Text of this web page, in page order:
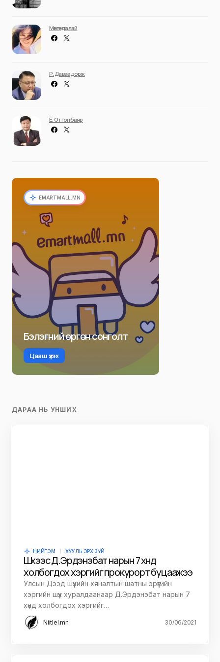
Мөнгөндалай
Р. Даваадорж
Ё. Отгонбаяр
EMARTMALL.MN
Бэлэгний өргөн сонголт
Цааш үзэх
ДАРАА НЬ УНШИХ
НИЙГЭМ ХУУЛЬ ЭРХ ЗҮЙ
Шүүхээс Д.Эрдэнэбат нарын 7 хүнд
холбогдох хэргийг прокурорт буцаажээ
Улсын Дээд шүүхийн хяналтын шатны эрүүгийн
хэргийн шүүх хуралдаанаар Д.Эрдэнэбат нарын 7
хүнд холбогдох хэргийг…
Niitlel.mn 30/06/2021